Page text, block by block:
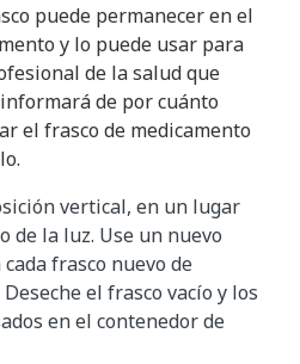
puede permanecer en el
y lo puede usar para
de la salud que
de por cuánto
el frasco de medicamento
vertical, en un lugar
de la luz. Use un nuevo
frasco nuevo de
el frasco vacío y los
en el contenedor de